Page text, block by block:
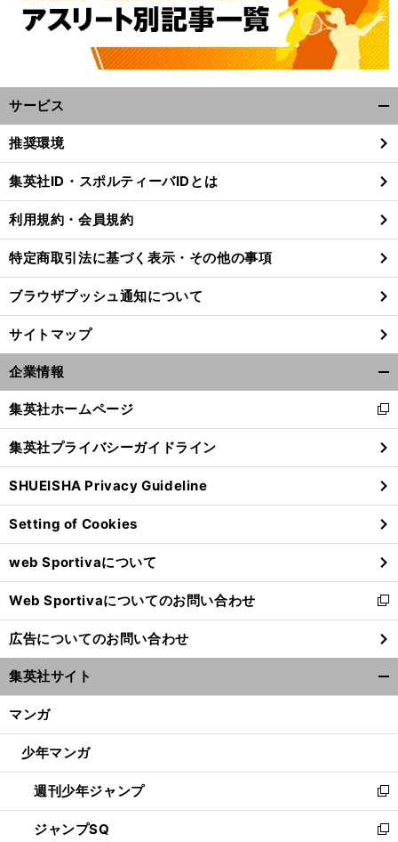
サービス
閉
る
推奨環境
集英社ID・スポルティーバIDとは
利用規約・会員規約
特定商取引法に基づく表示・その他の事項
ブラウザプッシュ通知について
サイトマップ
企業情報
閉
る
集英社ホームページ
新
し
い
ウ
ィ
ン
ド
ウ
で
開
く
集英社プライバシーガイドライン
SHUEISHA Privacy Guideline
Setting of Cookies
web Sportivaについて
Web Sportivaについてのお問い合わせ
新
し
い
ウ
ィ
ン
ウ
開
く
広告についてのお問い合わせ
集英社サイト
マンガ
少年マンガ
週刊少年ジャンプ
新
し
い
ジャンプSQ
新